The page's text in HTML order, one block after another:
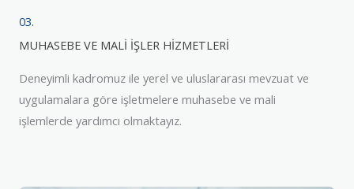
03.
MUHASEBE VE MALİ İŞLER HİZMETLERİ
Deneyimli kadromuz ile yerel ve uluslararası mevzuat ve
uygulamalara göre işletmelere muhasebe ve mali
işlemlerde yardımcı olmaktayız.